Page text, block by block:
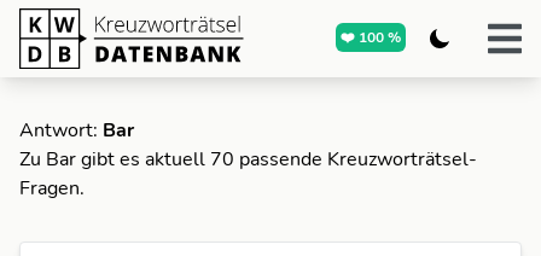
❤️ 100 %
Antwort: Bar
Zu Bar gibt es aktuell 70 passende Kreuzworträtsel-
Fragen.